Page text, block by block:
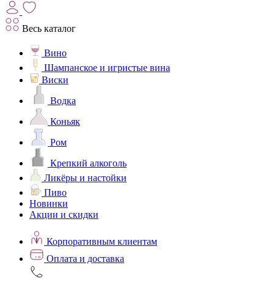
Весь каталог
Вино
Шампанское и игристые вина
Виски
Водка
Коньяк
Ром
Крепкий алкоголь
Ликёры и настойки
Пиво
Новинки
Акции и скидки
Корпоративным клиентам
Оплата и доставка